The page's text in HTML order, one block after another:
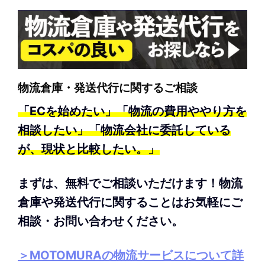
物流倉庫・発送代行に関するご相談
「ECを始めたい」「物流の費用ややり方を
相談したい」「物流会社に委託している
が、現状と比較したい。」
まずは、無料でご相談いただけます！物流
倉庫や発送代行に関することはお気軽にご
相談・お問い合わせください。
＞MOTOMURAの物流サービスについて詳